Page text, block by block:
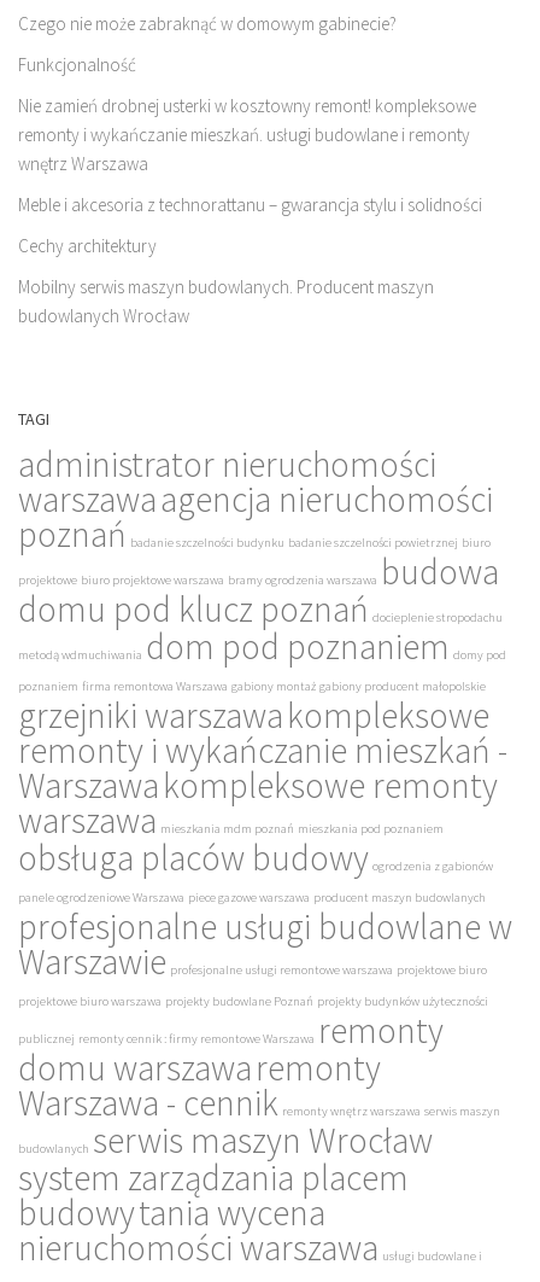
Czego nie może zabraknąć w domowym gabinecie?
Funkcjonalność
Nie zamień drobnej usterki w kosztowny remont! kompleksowe
remonty i wykańczanie mieszkań. usługi budowlane i remonty
wnętrz Warszawa
Meble i akcesoria z technorattanu – gwarancja stylu i solidności
Cechy architektury
Mobilny serwis maszyn budowlanych. Producent maszyn
budowlanych Wrocław
TAGI
administrator nieruchomości
warszawaagencja nieruchomości
poznań badanie szczelności budynku badanie szczelności powietrznej biuro
projektowe biuro projektowe warszawa bramy ogrodzenia warszawa budowa
domu pod klucz poznań docieplenie stropodachu
metodą wdmuchiwania dom pod poznaniem domy pod
poznaniem firma remontowa Warszawa gabiony montaż gabiony producent małopolskie
grzejniki warszawakompleksowe
remonty i wykańczanie mieszkań -
Warszawakompleksowe remonty
warszawa mieszkania mdm poznań mieszkania pod poznaniem
obsługa placów budowy ogrodzenia z gabionów
panele ogrodzeniowe Warszawa piece gazowe warszawa producent maszyn budowlanych
profesjonalne usługi budowlane w
Warszawie profesjonalne usługi remontowe warszawa projektowe biuro
projektowe biuro warszawa projekty budowlane Poznań projekty budynków użyteczności
publicznej remonty cennik : firmy remontowe Warszawa remonty
domu warszawaremonty
Warszawa - cennik remonty wnętrz warszawa serwis maszyn
budowlanych serwis maszyn Wrocław
system zarządzania placem
budowytania wycena
nieruchomości warszawa usługi budowlane i